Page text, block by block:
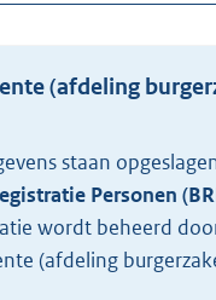
(afdeling
staan
Personen
wordt beheerd
(afdeling